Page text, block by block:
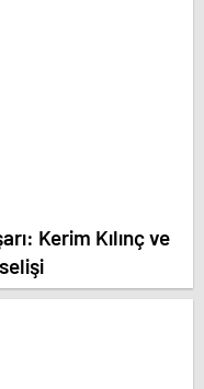
Kerim Kılınç ve